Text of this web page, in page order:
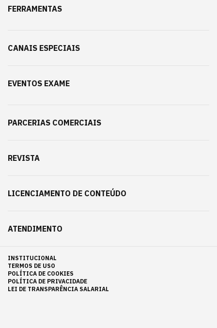
FERRAMENTAS
CANAIS ESPECIAIS
EVENTOS EXAME
PARCERIAS COMERCIAIS
REVISTA
LICENCIAMENTO DE CONTEÚDO
ATENDIMENTO
INSTITUCIONAL
TERMOS DE USO
POLÍTICA DE COOKIES
POLÍTICA DE PRIVACIDADE
LEI DE TRANSPARÊNCIA SALARIAL